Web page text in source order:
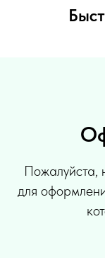
Пожалуйста,
для